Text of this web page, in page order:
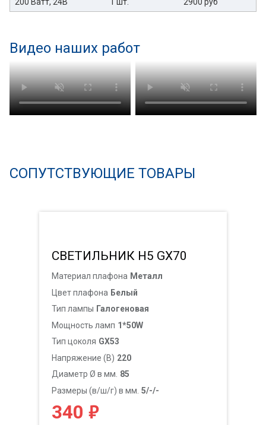
Видео наших работ
СОПУТСТВУЮЩИЕ ТОВАРЫ
СВЕТИЛЬНИК H5 GX70
Материал плафона Металл
Цвет плафона Белый
Тип лампы Галогеновая
Мощность ламп 1*50W
Тип цоколя GX53
Напряжение (В) 220
Диаметр Ø в мм. 85
Размеры (в/ш/г) в мм. 5/-/-
340 ₽